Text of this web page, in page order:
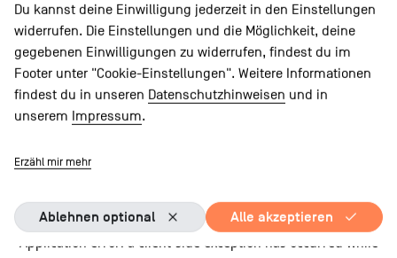
Application error: a client-side exception has occurred while
Du kannst deine Einwilligung jederzeit in den Einstellungen
widerrufen. Die Einstellungen und die Möglichkeit, deine
gegebenen Einwilligungen zu widerrufen, findest du im
Footer unter "Cookie-Einstellungen". Weitere Informationen
findest du in unseren Datenschutzhinweisen und in
unserem Impressum.
Erzähl mir mehr
Ablehnen optional Alle akzeptieren